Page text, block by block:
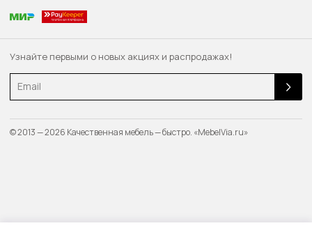
Узнайте первыми о новых акциях и распродажах!
Email
© 2013 — 2026 Качественная мебель — быстро. «MebelVia.ru»